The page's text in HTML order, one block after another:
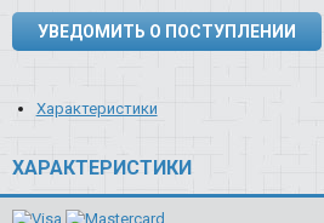
УВЕДОМИТЬ О ПОСТУПЛЕНИИ
Характеристики
ХАРАКТЕРИСТИКИ